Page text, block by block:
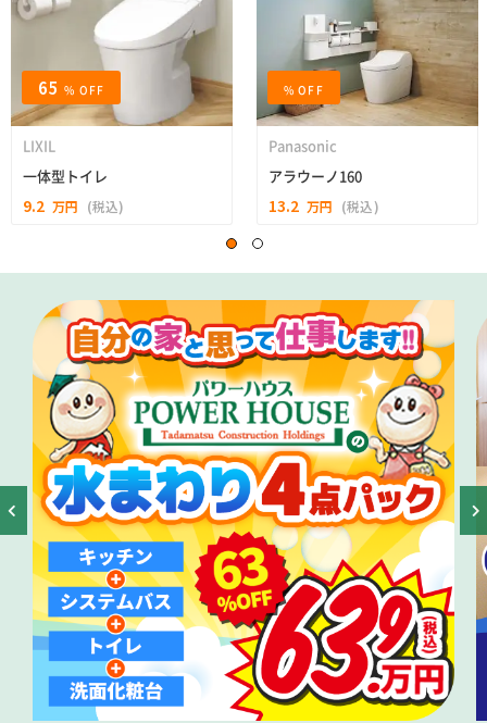
65% OFF
LIXIL
一体型トイレ
9.2 万円 (税込)
% OFF
Panasonic
アラウーノ160
13.2 万円 (税込)